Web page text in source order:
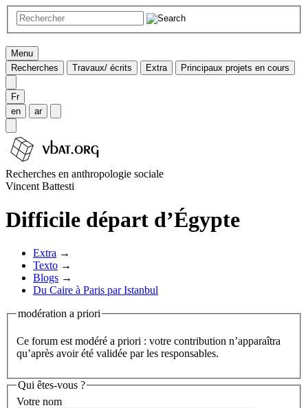
Menu
Recherches
Travaux/ écrits Extra Principaux projets en cours
Fr
en
ar
Recherches en anthropologie sociale
Vincent Battesti
Difficile départ d’Égypte
Extra →
Texto →
Blogs →
Du Caire à Paris par Istanbul
modération a priori
Ce forum est modéré a priori : votre contribution n’apparaîtra
qu’après avoir été validée par les responsables.
Qui êtes-vous ?
Votre nom